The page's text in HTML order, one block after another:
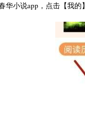
华小说app，点击【我的】